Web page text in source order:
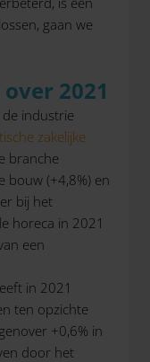
gaan we
2021
industrie
zakelijke
branche
bouw (+4,8%) en
bij het
horeca in 2021
een
in 2021
ten opzichte
+0,6% in
door het